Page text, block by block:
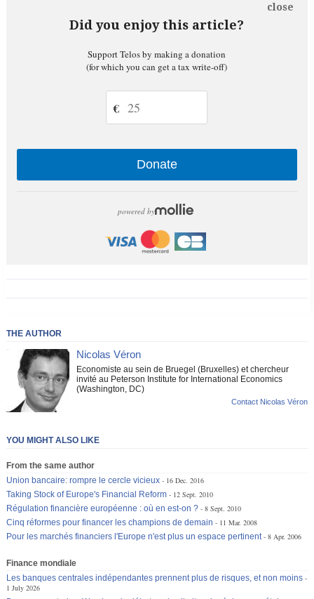
Did you enjoy this article?
close
Support Telos by making a donation
(for which you can get a tax write-off)
€
Donate
powered by
THE AUTHOR
Nicolas Véron
Economiste au sein de Bruegel (Bruxelles) et chercheur
invité au Peterson Institute for International Economics
(Washington, DC)
Contact Nicolas Véron
YOU MIGHT ALSO LIKE
From the same author
Union bancaire: rompre le cercle vicieux
16 Dec. 2016
Taking Stock of Europe's Financial Reform
12 Sept. 2010
Régulation financière européenne : où en est-on ? 8 Sept. 2010
Cinq réformes pour financer les champions de demain
11 Mar. 2008
Pour les marchés financiers l'Europe n'est plus un espace pertinent
8 Apr. 2006
Finance mondiale
Les banques centrales indépendantes prennent plus de risques, et non moins
1 July 2026